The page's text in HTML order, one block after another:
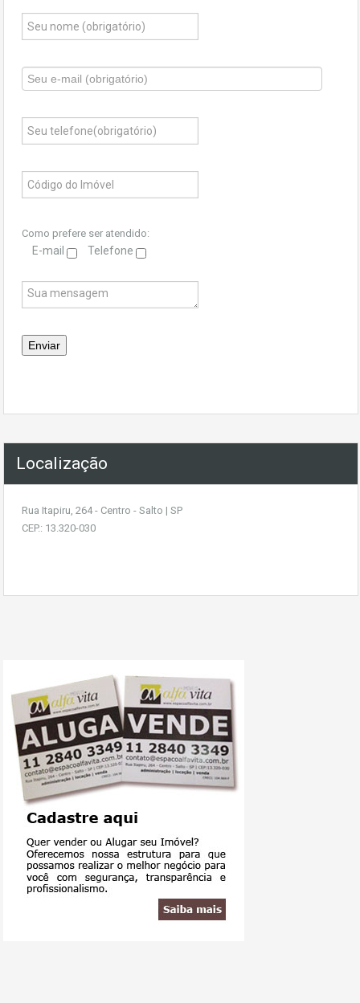
Como prefere ser atendido:
E-mail Telefone
Localização
Rua Itapiru, 264 - Centro - Salto | SP
CEP.: 13.320-030